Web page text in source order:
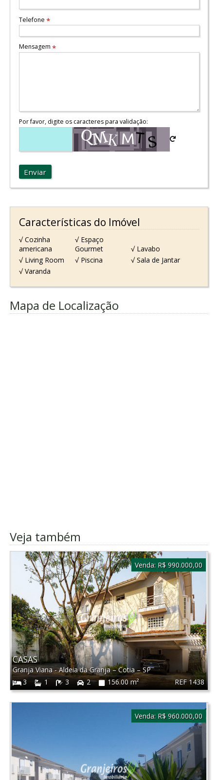
Telefone *
Mensagem *
Por favor, digite os caracteres para validação:
Enviar
Características do Imóvel
√ Cozinha
americana
√ Espaço
Gourmet
√ Lavabo
√ Living Room
√ Piscina
√ Sala de Jantar
√ Varanda
Mapa de Localização
Veja também
REF 1438
CASAS
Granja Viana - Aldeia da Granja–Cotia–SP
3
1 3 2 156.00 m²
Venda: R$ 990.000,00
Venda: R$ 960.000,00